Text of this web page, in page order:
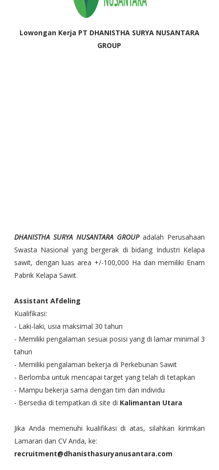
Lowongan Kerja PT DHANISTHA SURYA NUSANTARA
GROUP
DHANISTHA SURYA NUSANTARA GROUP adalah Perusahaan
Swasta Nasional yang bergerak di bidang Industri Kelapa
sawit, dengan luas area +/-100,000 Ha dan memiliki Enam
Pabrik Kelapa Sawit.
Assistant Afdeling
Kualifikasi:
- Laki-laki, usia maksimal 30 tahun
- Memiliki pengalaman sesuai posisi yang di lamar minimal 3
tahun
- Memiliki pengalaman bekerja di Perkebunan Sawit
- Berlomba untuk mencapai target yang telah di tetapkan
- Mampu bekerja sama dengan tim dan individu
- Bersedia di tempatkan di site di Kalimantan Utara
Jika Anda memenuhi kualifikasi di atas, silahkan kirimkan
Lamaran dan CV Anda, ke:
recruitment@dhanisthasuryanusantara.com